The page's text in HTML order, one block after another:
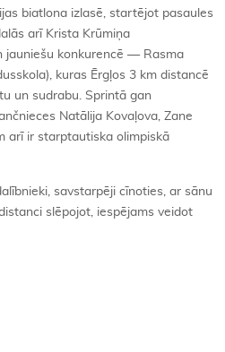
biatlona izlasē, startējot pasaules
arī Krista Krūmiņa
jauniešu konkurencē — Rasma
kuras Ērgļos 3 km distancē
un sudrabu. Sprintā gan
Natālija Kovaļova, Zane
arī ir starptautiska olimpiskā
savstarpēji cīnoties, ar sānu
slēpojot, iespējams veidot